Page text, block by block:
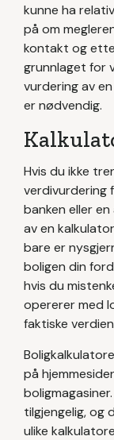
kunne ha
på om
kontakt og
grunnlaget for
vurdering av
er nødvendig.
Hvis du ikke
verdivurdering
banken eller
av en
bare er
boligen din
hvis du
opererer med
faktiske
på
tilgjengelig, og
ulike